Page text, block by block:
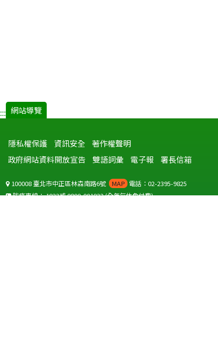
進入列表»
進入列表»
進入列表»
進入列表»
進入列表»
進入列表»
進入列表»
::: 網站導覽
隱私權保護 資訊安全 著作權聲明
政府網站資料開放宣告
雙語詞彙 電子報 署長信箱
100008 臺北市中正區林森南路6號 MAP 電話：02-2395-9825
防疫專線：1922或0800-001922(全年無休免付費)